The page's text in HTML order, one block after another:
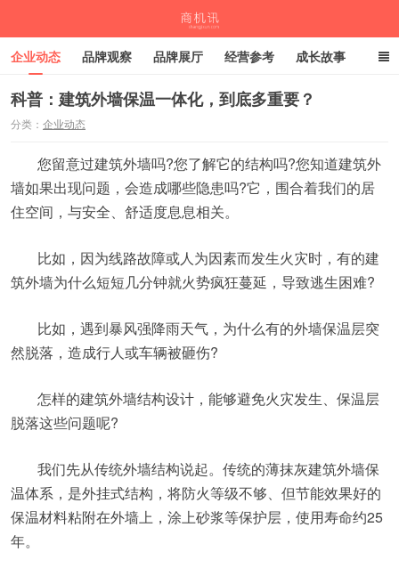
企业动态 品牌观察 品牌展厅 经营参考 成长故事
深度观察 伙伴计划
科普：建筑外墙保温一体化，到底多重要？
分类： 企业动态
您留意过建筑外墙吗?您了解它的结构吗?您知道建筑外
墙如果出现问题，会造成哪些隐患吗?它，围合着我们的居
住空间，与安全、舒适度息息相关。
比如，因为线路故障或人为因素而发生火灾时，有的建
筑外墙为什么短短几分钟就火势疯狂蔓延，导致逃生困难?
比如，遇到暴风强降雨天气，为什么有的外墙保温层突
然脱落，造成行人或车辆被砸伤?
怎样的建筑外墙结构设计，能够避免火灾发生、保温层
脱落这些问题呢?
我们先从传统外墙结构说起。传统的薄抹灰建筑外墙保
温体系，是外挂式结构，将防火等级不够、但节能效果好的
保温材料粘附在外墙上，涂上砂浆等保护层，使用寿命约25
年。